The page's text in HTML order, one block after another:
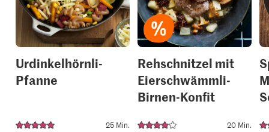
your
collections.
Urdinkelhörnli-
Pfanne
25 Min.
your
Rehschnitzel mit
Eierschwämmli-
Birnen-Konfit
20 Min.